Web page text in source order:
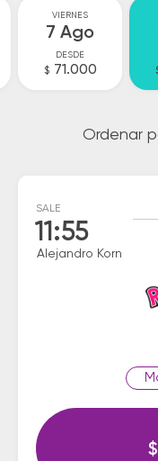
VIERNES
7 Ago
DESDE
$ 71.000
Ordenar
SALE
11:55
Alejandro Korn
$